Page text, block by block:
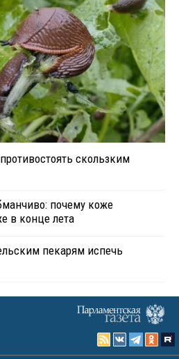
скользким
почему коже
в конце лета
пекарям испечь